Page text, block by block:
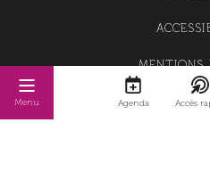
Menu Agenda Accès
MENTIONS
POLITIQUE DE